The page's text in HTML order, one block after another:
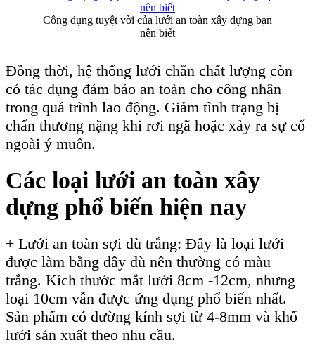
Công dụng tuyệt vời của lưới an toàn xây dựng bạn
nên biết
Đồng thời, hệ thống lưới chắn chất lượng còn
có tác dụng đảm bảo an toàn cho công nhân
trong quá trình lao động. Giảm tình trạng bị
chấn thương nặng khi rơi ngã hoặc xảy ra sự cố
ngoài ý muốn.
Các loại lưới an toàn xây
dựng phổ biến hiện nay
+ Lưới an toàn sợi dù trắng: Đây là loại lưới
được làm bằng dây dù nên thường có màu
trắng. Kích thước mắt lưới 8cm -12cm, nhưng
loại 10cm vẫn được ứng dụng phổ biến nhất.
Sản phẩm có đường kính sợi từ 4-8mm và khổ
lưới sản xuất theo nhu cầu.